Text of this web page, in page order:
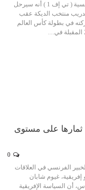
الفرنسية ( تي إف 1 ) أنه سيرحل
منتخب الديكة عقب
في بطولة كأس العالم
ثمارها على مستوى
الفرنسي في العلاقات
إفريقية، غيوم شابان
أن السياسة الإفريقية